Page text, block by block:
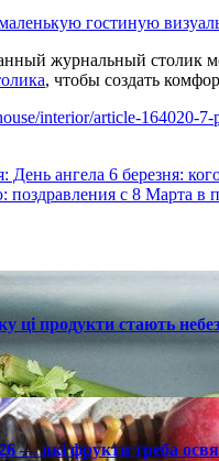
гостиную
журнальный столик
, чтобы создать
interior/article-164020-
ангела 6 березня:
с 8 Марта в
ці продукти стають
— які фрукти треба